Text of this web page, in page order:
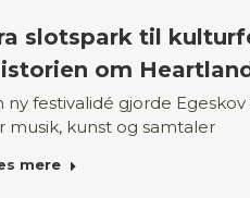
slotspark til
om Heartland
ny festivalidé gjorde
musik, kunst og samtaler
mere